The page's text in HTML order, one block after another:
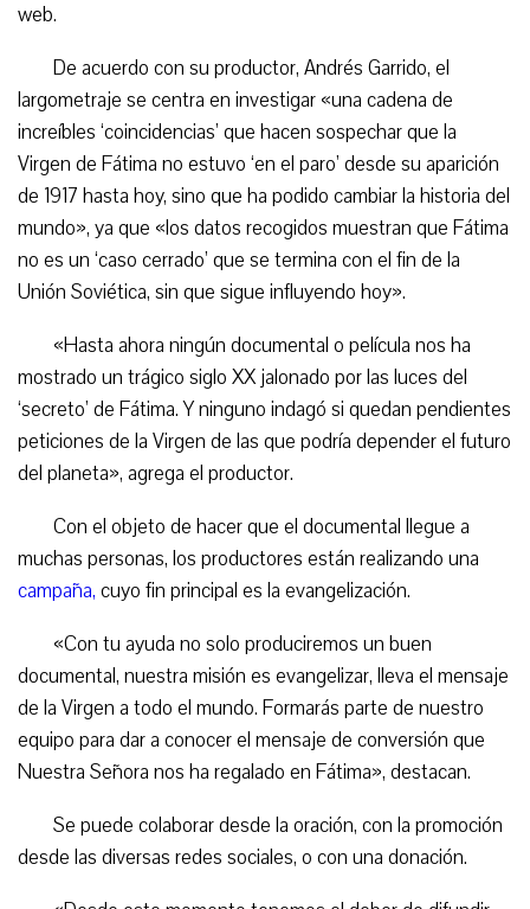
web.
De acuerdo con su productor, Andrés Garrido, el
largometraje se centra en investigar «una cadena de
increíbles ‘coincidencias’ que hacen sospechar que la
Virgen de Fátima no estuvo ‘en el paro’ desde su aparición
de 1917 hasta hoy, sino que ha podido cambiar la historia del
mundo», ya que «los datos recogidos muestran que Fátima
no es un ‘caso cerrado’ que se termina con el fin de la
Unión Soviética, sin que sigue influyendo hoy».
«Hasta ahora ningún documental o película nos ha
mostrado un trágico siglo XX jalonado por las luces del
‘secreto’ de Fátima. Y ninguno indagó si quedan pendientes
peticiones de la Virgen de las que podría depender el futuro
del planeta», agrega el productor.
Con el objeto de hacer que el documental llegue a
muchas personas, los productores están realizando una
campaña, cuyo fin principal es la evangelización.
«Con tu ayuda no solo produciremos un buen
documental, nuestra misión es evangelizar, lleva el mensaje
de la Virgen a todo el mundo. Formarás parte de nuestro
equipo para dar a conocer el mensaje de conversión que
Nuestra Señora nos ha regalado en Fátima», destacan.
Se puede colaborar desde la oración, con la promoción
desde las diversas redes sociales, o con una donación.